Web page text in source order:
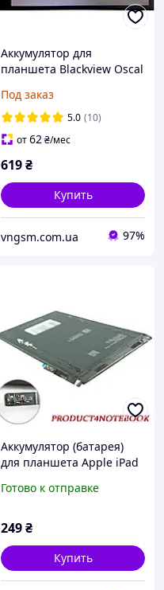
Аккумулятор для
планшета Blackview Oscal
Pro / LiU28104142PVUTL /
6580mAh
Под заказ
5.0 (10)
от62₴/мес
619₴
Купить
vngsm.com.ua 97%
Аккумулятор (батарея)
для планшета Apple iPad
16.5Whr
Готово к отправке
249₴
Купить